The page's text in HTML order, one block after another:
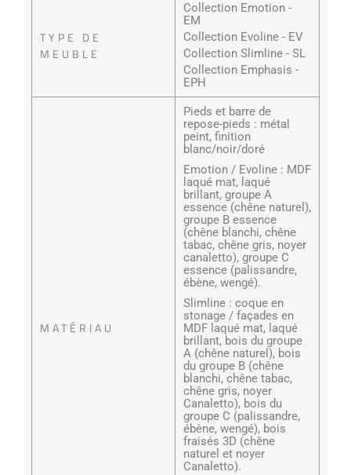
TYPE DE
MEUBLE
Collection Emotion -
EM
Collection Evoline - EV
Collection Slimline - SL
Collection Emphasis -
EPH
MATÉRIAU
Pieds et barre de
repose-pieds : métal
peint, finition
blanc/noir/doré
Emotion / Evoline : MDF
laqué mat, laqué
brillant, groupe A
essence (chêne naturel),
groupe B essence
(chêne blanchi, chêne
tabac, chêne gris, noyer
canaletto), groupe C
essence (palissandre,
ébène, wengé).
Slimline : coque en
stonage / façades en
MDF laqué mat, laqué
brillant, bois du groupe
A (chêne naturel), bois
du groupe B (chêne
blanchi, chêne tabac,
chêne gris, noyer
Canaletto), bois du
groupe C (palissandre,
ébène, wengé), bois
fraisés 3D (chêne
naturel et noyer
Canaletto).